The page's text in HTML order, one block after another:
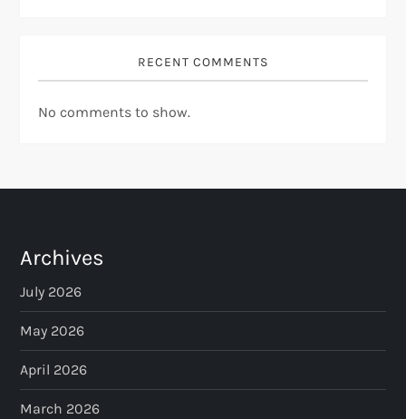
RECENT COMMENTS
No comments to show.
Archives
July 2026
May 2026
April 2026
March 2026